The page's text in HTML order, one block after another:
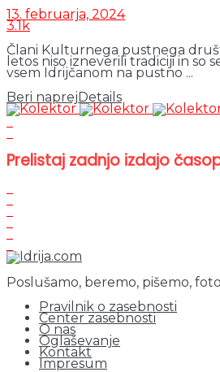
13. februarja, 2024
3.1k
Člani Kulturnega pustnega
letos niso izneverili tradiciji in so
vsem Idrijčanom na pustno ...
Beri naprej Details
Prelistaj zadnjo izdajo
Poslušamo, beremo, pišemo,
Pravilnik o zasebnosti
Center zasebnosti
O nas
Oglaševanje
Kontakt
Impresum